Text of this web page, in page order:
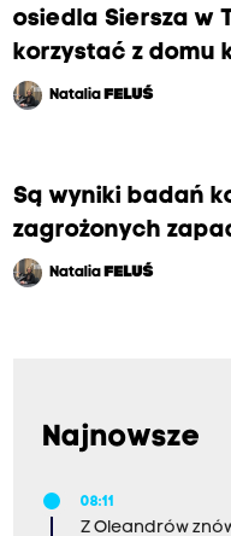
osiedla Siersza w
korzystać z domu
Natalia FELUŚ
Są wyniki badań
zagrożonych
Natalia FELUŚ
Najnowsze
08:11
Z Oleandrów